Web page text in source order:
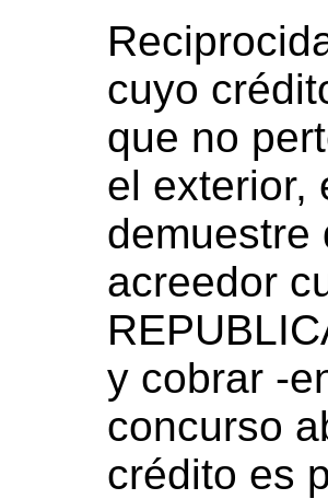
cuyo
que no
el exterior,
demuestre
acreedor
y cobrar -
concurso
crédito es